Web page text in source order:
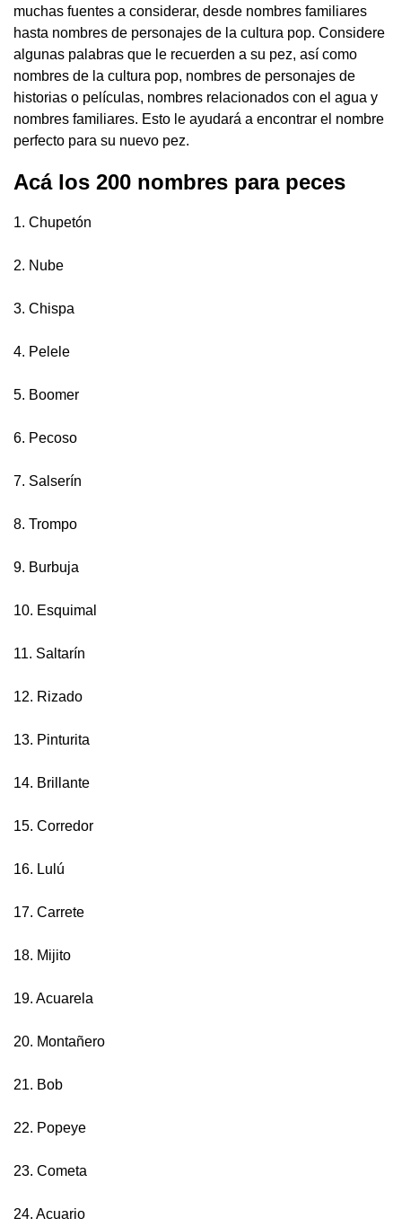
muchas fuentes a considerar, desde nombres familiares
hasta nombres de personajes de la cultura pop. Considere
algunas palabras que le recuerden a su pez, así como
nombres de la cultura pop, nombres de personajes de
historias o películas, nombres relacionados con el agua y
nombres familiares. Esto le ayudará a encontrar el nombre
perfecto para su nuevo pez.
Acá los 200 nombres para peces
1. Chupetón
2. Nube
3. Chispa
4. Pelele
5. Boomer
6. Pecoso
7. Salserín
8. Trompo
9. Burbuja
10. Esquimal
11. Saltarín
12. Rizado
13. Pinturita
14. Brillante
15. Corredor
16. Lulú
17. Carrete
18. Mijito
19. Acuarela
20. Montañero
21. Bob
22. Popeye
23. Cometa
24. Acuario